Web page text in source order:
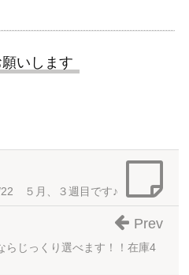
いします
５月、３週目です♪
じっくり選べます！！在庫4
Prev